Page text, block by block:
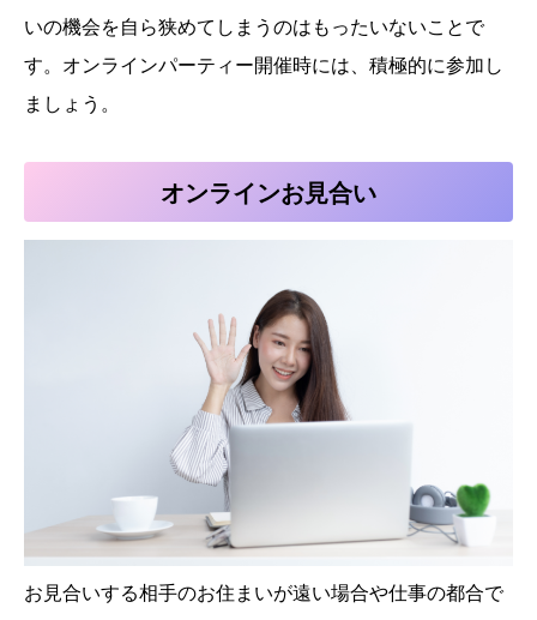
いの機会を自ら狭めてしまうのはもったいないことで
す。オンラインパーティー開催時には、積極的に参加し
ましょう。
オンラインお見合い
お見合いする相手のお住まいが遠い場合や仕事の都合で